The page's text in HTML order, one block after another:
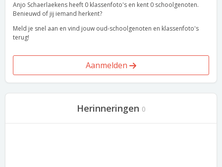
Anjo Schaerlaekens heeft 0 klassenfoto's en kent 0 schoolgenoten.
Benieuwd of jij iemand herkent?
Meld je snel aan en vind jouw oud-schoolgenoten en klassenfoto's
terug!
Aanmelden
Herinneringen 0